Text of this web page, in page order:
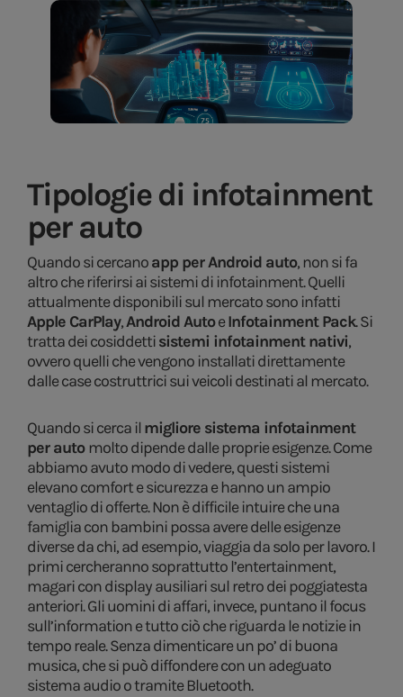
Tipologie di infotainment
per auto
Quando si cercanoapp per Android auto, non si fa
altro che riferirsi ai sistemi di infotainment. Quelli
attualmente disponibili sul mercato sono infatti
Apple CarPlay,Android AutoeInfotainment Pack. Si
tratta dei cosiddettisistemi infotainment nativi,
ovvero quelli che vengono installati direttamente
dalle case costruttrici sui veicoli destinati al mercato.
Quando si cerca ilmigliore sistema infotainment
per auto molto dipende dalle proprie esigenze. Come
abbiamo avuto modo di vedere, questi sistemi
elevano comfort e sicurezza e hanno un ampio
ventaglio di offerte. Non è difficile intuire che una
famiglia con bambini possa avere delle esigenze
diverse da chi, ad esempio, viaggia da solo per lavoro. I
primi cercheranno soprattutto l’entertainment,
magari con display ausiliari sul retro dei poggiatesta
anteriori. Gli uomini di affari, invece, puntano il focus
sull’information e tutto ciò che riguarda le notizie in
tempo reale. Senza dimenticare un po’ di buona
musica, che si può diffondere con un adeguato
sistema audio o tramite Bluetooth.